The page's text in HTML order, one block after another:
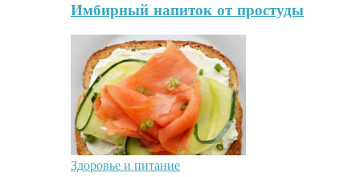
Имбирный напиток от простуды
Здоровье и питание